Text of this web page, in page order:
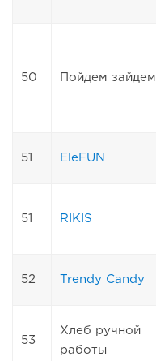
50 Пойдем зайдем
51 EleFUN
51 RIKIS
52 Trendy Candy
53
Хлеб ручной
работы